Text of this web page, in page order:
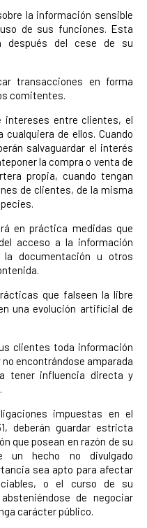
la información sensible
de sus funciones. Esta
después del cese de su
transacciones en forma
comitentes.
intereses entre clientes, el
de ellos. Cuando
salvaguardar el interés
la compra o venta de
propia, cuando tengan
de clientes, de la misma
en práctica medidas que
acceso a la información
documentación u otros
que falseen la libre
una evolución artificial de
clientes toda información
encontrándose amparada
tener influencia directa y
impuestas en el
deberán guardar estricta
que posean en razón de su
un hecho no divulgado
sea apto para afectar
o el curso de su
de negociar
carácter público.